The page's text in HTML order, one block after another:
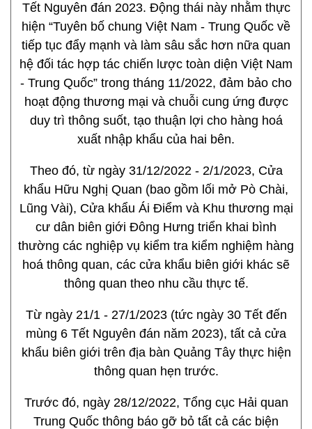
Tết Nguyên đán 2023. Động thái này nhằm thực
hiện “Tuyên bố chung Việt Nam - Trung Quốc về
tiếp tục đẩy mạnh và làm sâu sắc hơn nữa quan
hệ đối tác hợp tác chiến lược toàn diện Việt Nam
- Trung Quốc” trong tháng 11/2022, đảm bảo cho
hoạt động thương mại và chuỗi cung ứng được
duy trì thông suốt, tạo thuận lợi cho hàng hoá
xuất nhập khẩu của hai bên.
Theo đó, từ ngày 31/12/2022 - 2/1/2023, Cửa
khẩu Hữu Nghị Quan (bao gồm lối mở Pò Chài,
Lũng Vài), Cửa khẩu Ái Điểm và Khu thương mại
cư dân biên giới Đông Hưng triển khai bình
thường các nghiệp vụ kiểm tra kiểm nghiệm hàng
hoá thông quan, các cửa khẩu biên giới khác sẽ
thông quan theo nhu cầu thực tế.
Từ ngày 21/1 - 27/1/2023 (tức ngày 30 Tết đến
mùng 6 Tết Nguyên đán năm 2023), tất cả cửa
khẩu biên giới trên địa bàn Quảng Tây thực hiện
thông quan hẹn trước.
Trước đó, ngày 28/12/2022, Tổng cục Hải quan
Trung Quốc thông báo gỡ bỏ tất cả các biện